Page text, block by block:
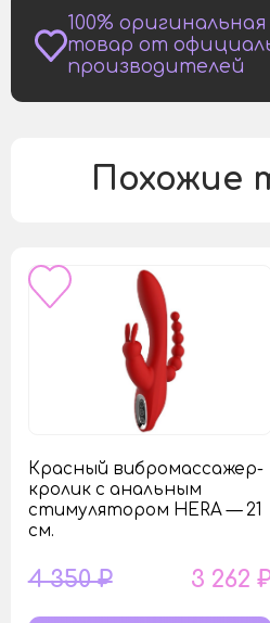
100%
товар от
производителей
Похожие
Красный вибромассажер-
кролик с анальным
стимулятором HERA — 21
см.
4 350 ₽ 3 262